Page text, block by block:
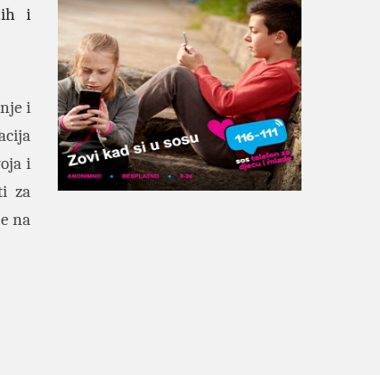
i
i
i
za
na